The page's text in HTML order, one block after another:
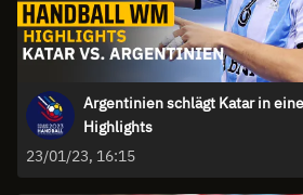
Argentinien schlägt Katar in
Highlights
23/01/23, 16:15